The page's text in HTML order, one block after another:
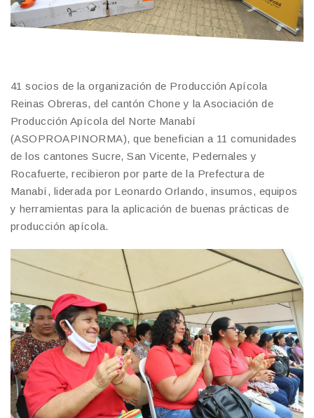
41 socios de la organización de Producción Apícola
Reinas Obreras, del cantón Chone y la Asociación de
Producción Apícola del Norte Manabí
(ASOPROAPINORMA), que benefician a 11 comunidades
de los cantones Sucre, San Vicente, Pedernales y
Rocafuerte, recibieron por parte de la Prefectura de
Manabí, liderada por Leonardo Orlando, insumos, equipos
y herramientas para la aplicación de buenas prácticas de
producción apícola.